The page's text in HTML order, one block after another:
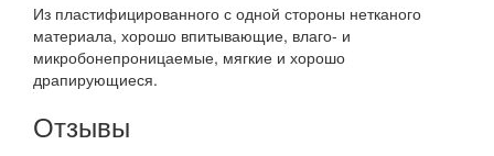
Из пластифицированного с одной стороны нетканого
материала, хорошо впитывающие, влаго- и
микробонепроницаемые, мягкие и хорошо
драпирующиеся.
Отзывы